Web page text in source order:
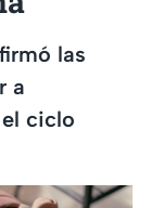
las
a
ciclo